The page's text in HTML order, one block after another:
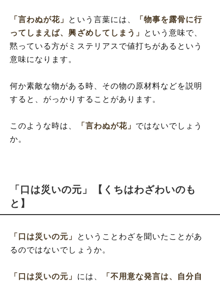
「言わぬが花」 という言葉には、
「物事を露骨に行
ってしまえば、興ざめしてしまう」
という意味で、
黙っている方がミステリアスで値打ちがあるという
意味になります。
何か素敵な物がある時、その物の原材料などを説明
すると、がっかりすることがあります。
このような時は、 「言わぬが花」 ではないでしょう
か。
「口は災いの元」【くちはわざわいのも
と】
「口は災いの元」
ということわざを聞いたことがあ
るのではないでしょうか。
「口は災いの元」 には、
「不用意な発言は、自分自